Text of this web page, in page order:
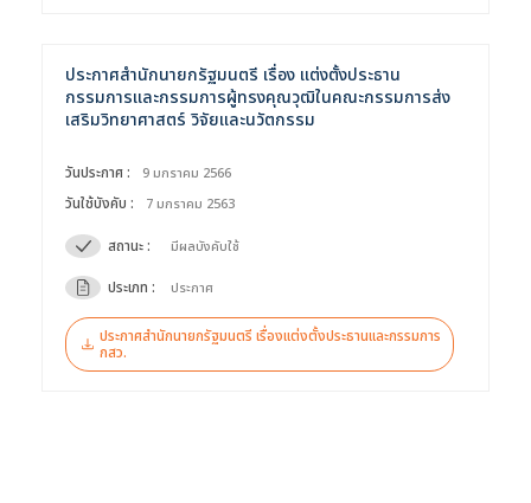
ช่วงเวลา :
ประกาศสำนักนายกรัฐมนตรี เรื่อง แต่งตั้งประธาน
กรรมการและกรรมการผู้ทรงคุณวุฒิในคณะกรรมการส่ง
เสริมวิทยาศาสตร์ วิจัยและนวัตกรรม
วันประกาศ : 9 มกราคม 2566
วันใช้บังคับ : 7 มกราคม 2563
สถานะ : มีผลบังคับใช้
ประเภท : ประกาศ
ประกาศสำนักนายกรัฐมนตรี เรื่องแต่งตั้งประธานและกรรมการ
กสว.